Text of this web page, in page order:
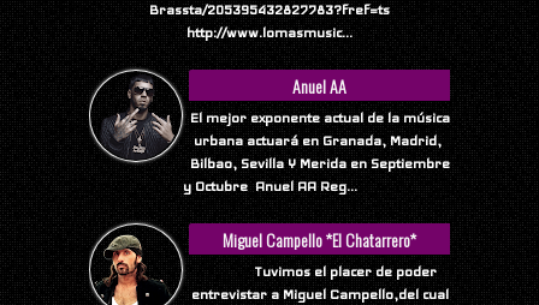
Brassta/205395432827783?fref=ts
http://www.lomasmusic...
Anuel AA
El mejor exponente actual de la música
urbana actuará en Granada, Madrid,
Bilbao, Sevilla Y Merida en Septiembre
y Octubre Anuel AA Reg...
Miguel Campello *El Chatarrero*
Tuvimos el placer de poder
entrevistar a Miguel Campello,del cual